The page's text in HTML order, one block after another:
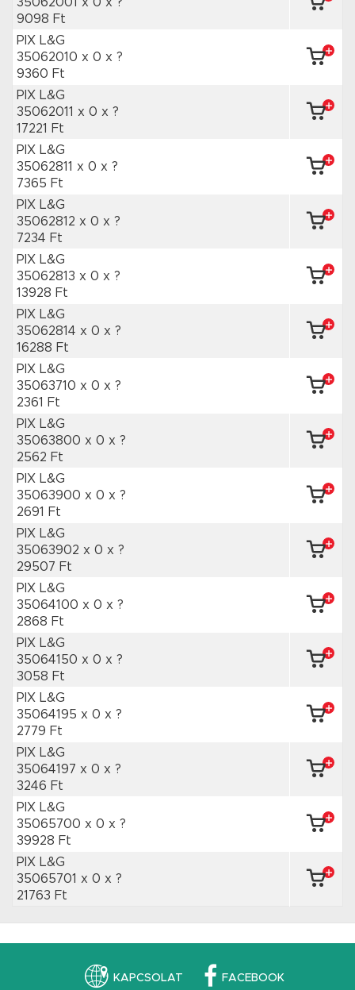
9098 Ft
PIX L&G
35062010 x 0 x ?
9360 Ft
PIX L&G
35062011 x 0 x ?
17221 Ft
PIX L&G
35062811 x 0 x ?
7365 Ft
PIX L&G
35062812 x 0 x ?
7234 Ft
PIX L&G
35062813 x 0 x ?
13928 Ft
PIX L&G
35062814 x 0 x ?
16288 Ft
PIX L&G
35063710 x 0 x ?
2361 Ft
PIX L&G
35063800 x 0 x ?
2562 Ft
PIX L&G
35063900 x 0 x ?
2691 Ft
PIX L&G
35063902 x 0 x ?
29507 Ft
PIX L&G
35064100 x 0 x ?
2868 Ft
PIX L&G
35064150 x 0 x ?
3058 Ft
PIX L&G
35064195 x 0 x ?
2779 Ft
PIX L&G
35064197 x 0 x ?
3246 Ft
PIX L&G
35065700 x 0 x ?
39928 Ft
PIX L&G
35065701 x 0 x ?
21763 Ft
KAPCSOLAT FACEBOOK